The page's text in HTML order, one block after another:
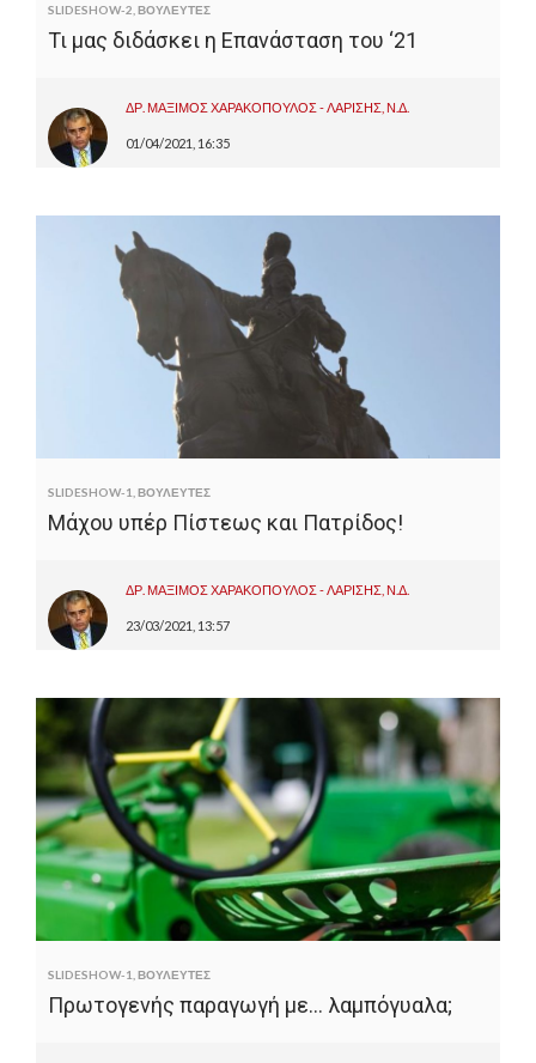
SLIDESHOW-2 ΒΟΥΛΕΥΤΕΣ
Τι μας διδάσκει η Επανάσταση του ‘21
ΔΡ. ΜΑΞΙΜΟΣ ΧΑΡΑΚΟΠΟΥΛΟΣ - ΛΑΡΙΣΗΣ, Ν.Δ.
01/04/2021, 16:35
SLIDESHOW-1 ΒΟΥΛΕΥΤΕΣ
Μάχου υπέρ Πίστεως και Πατρίδος!
ΔΡ. ΜΑΞΙΜΟΣ ΧΑΡΑΚΟΠΟΥΛΟΣ - ΛΑΡΙΣΗΣ, Ν.Δ.
23/03/2021, 13:57
SLIDESHOW-1 ΒΟΥΛΕΥΤΕΣ
Πρωτογενής παραγωγή με… λαμπόγυαλα;